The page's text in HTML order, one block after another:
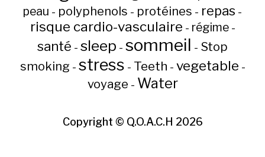
peau - polyphenols - protéines - repas -
risque cardio-vasculaire - régime-
santé - sleep - sommeil - Stop
smoking - stress - Teeth - vegetable -
voyage - Water
Copyright © Q.O.A.C.H 2026